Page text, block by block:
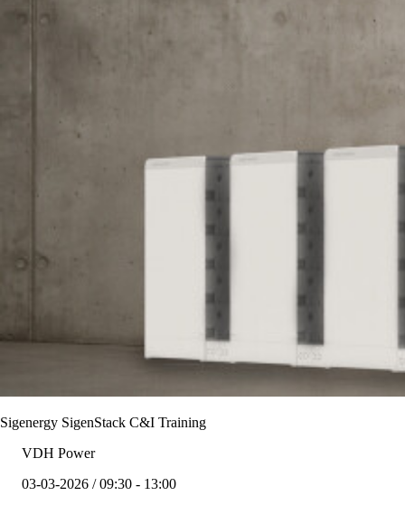
Sigenergy SigenStack C&I Training
VDH Power
03-03-2026 / 09:30 - 13:00